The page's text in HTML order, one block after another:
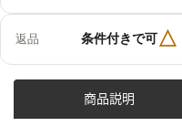
返品 条件付きで可△
商品説明